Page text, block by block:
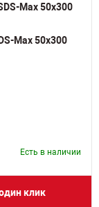
Max 50х300
Есть в наличии
клик